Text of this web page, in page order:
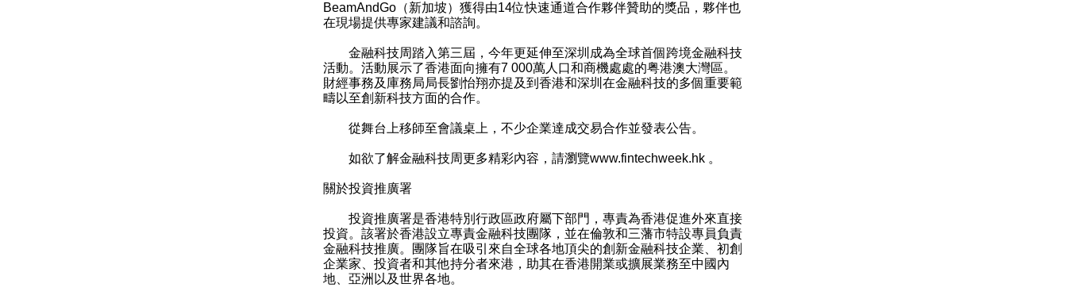
BeamAndGo（新加坡）獲得由14位快速通道合作夥伴贊助的獎品，夥伴也
在現場提供專家建議和諮詢。
金融科技周踏入第三屆，今年更延伸至深圳成為全球首個跨境金融科技
活動。活動展示了香港面向擁有7 000萬人口和商機處處的粤港澳大灣區。
財經事務及庫務局局長劉怡翔亦提及到香港和深圳在金融科技的多個重要範
疇以至創新科技方面的合作。
從舞台上移師至會議桌上，不少企業達成交易合作並發表公告。
如欲了解金融科技周更多精彩內容，請瀏覽www.fintechweek.hk 。
關於投資推廣署
投資推廣署是香港特別行政區政府屬下部門，專責為香港促進外來直接
投資。該署於香港設立專責金融科技團隊 ，並在倫敦和三藩市特設專員負責
金融科技推廣。團隊旨在吸引來自全球各地頂尖的創新金融科技企業、初創
企業家、投資者和其他持分者來港，助其在香港開業或擴展業務至中國內
地、亞洲以及世界各地。